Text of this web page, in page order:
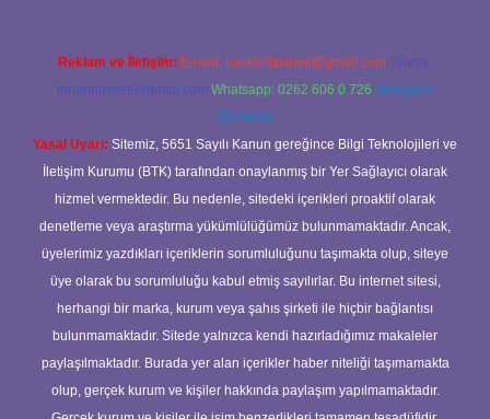
Reklam ve İletişim: E-mail: backlinkpaneli@gmail.com Teams:
forumhizmeti@gmail.com Whatsapp: 0262 606 0 726 Telegram:
@karabul
Yasal Uyarı: Sitemiz, 5651 Sayılı Kanun gereğince Bilgi Teknolojileri ve
İletişim Kurumu (BTK) tarafından onaylanmış bir Yer Sağlayıcı olarak
hizmet vermektedir. Bu nedenle, sitedeki içerikleri proaktif olarak
denetleme veya araştırma yükümlülüğümüz bulunmamaktadır. Ancak,
üyelerimiz yazdıkları içeriklerin sorumluluğunu taşımakta olup, siteye
üye olarak bu sorumluluğu kabul etmiş sayılırlar. Bu internet sitesi,
herhangi bir marka, kurum veya şahıs şirketi ile hiçbir bağlantısı
bulunmamaktadır. Sitede yalnızca kendi hazırladığımız makaleler
paylaşılmaktadır. Burada yer alan içerikler haber niteliği taşımamakta
olup, gerçek kurum ve kişiler hakkında paylaşım yapılmamaktadır.